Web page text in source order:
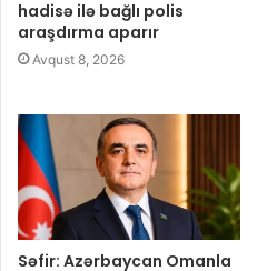
hadisə ilə bağlı polis
araşdırma aparır
Avqust 8, 2026
Səfir: Azərbaycan Omanla